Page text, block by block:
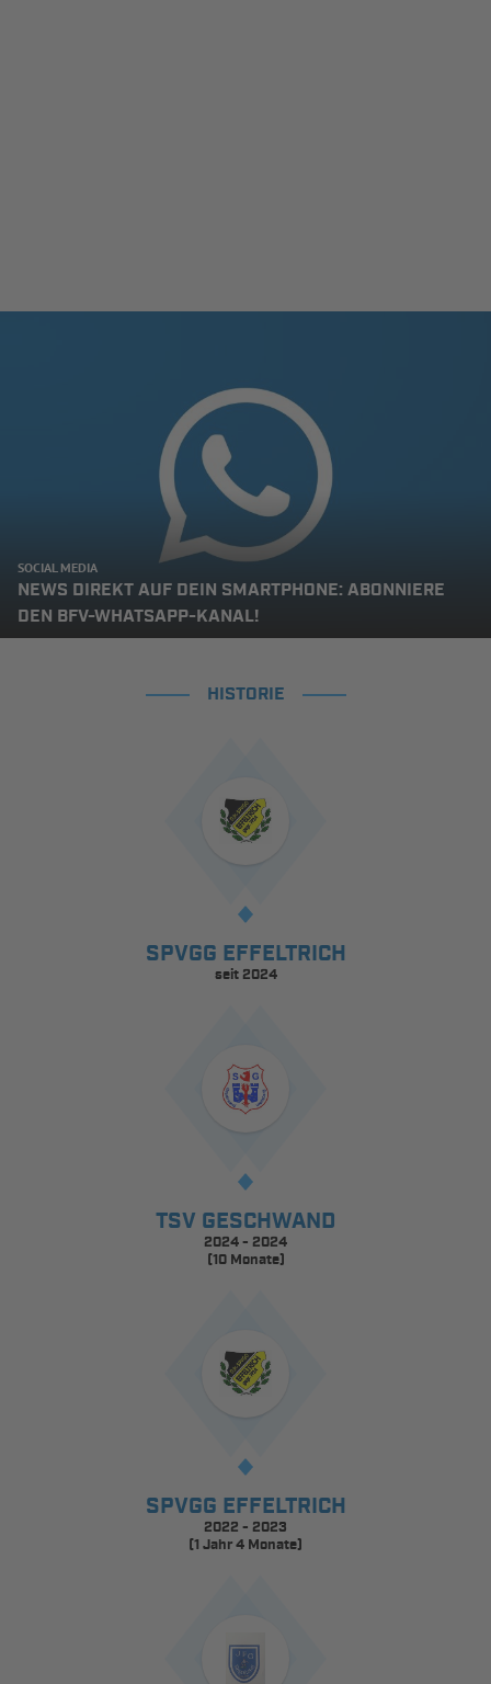
SOCIAL MEDIA
NEWS DIREKT AUF DEIN SMARTPHONE: ABONNIERE
DEN BFV-WHATSAPP-KANAL!
HISTORIE
SPVGG EFFELTRICH
seit 2024
TSV GESCHWAND
2024 - 2024
(10 Monate)
SPVGG EFFELTRICH
2022 - 2023
(1 Jahr 4 Monate)